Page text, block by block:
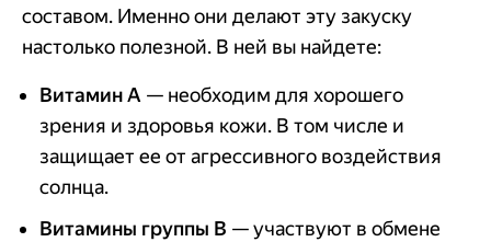
составом. Именно они делают эту закуску
настолько полезной. В ней вы найдете:
Витамин A — необходим для хорошего
зрения и здоровья кожи. В том числе и
защищает ее от агрессивного воздействия
солнца.
Витамины группы B — участвуют в обмене